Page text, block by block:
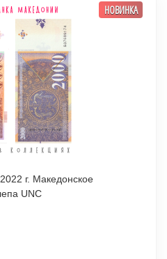
НОВИНКА
г. Македонское
UNC